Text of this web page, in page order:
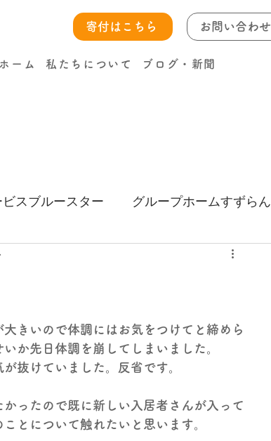
寄付はこちら お問い合わせ
ーム 私たちについて ブログ・新聞
スブルースター グループホームすずらん
きいので体調にはお気をつけてと締めら
か先日体調を崩してしまいました。
抜けていました。反省です。
ったので既に新しい入居者さんが入って
とについて触れたいと思います。